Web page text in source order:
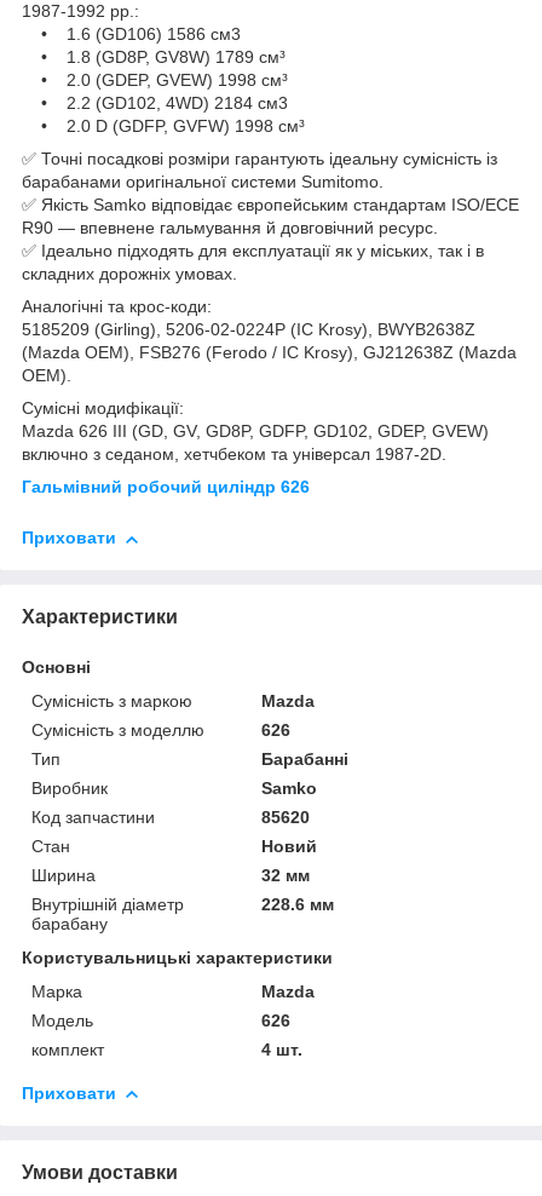
1987-1992 рр.:
• 1.6 (GD106) 1586 см3
• 1.8 (GD8P, GV8W) 1789 см³
• 2.0 (GDEP, GVEW) 1998 см³
• 2.2 (GD102, 4WD) 2184 см3
• 2.0 D (GDFP, GVFW) 1998 см³
✅ Точні посадкові розміри гарантують ідеальну сумісність із
барабанами оригінальної системи Sumitomo.
✅ Якість Samko відповідає європейським стандартам ISO/ECE
R90 — впевнене гальмування й довговічний ресурс.
✅ Ідеально підходять для експлуатації як у міських, так і в
складних дорожніх умовах.
Аналогічні та крос-коди:
5185209 (Girling), 5206-02-0224P (IC Krosy), BWYB2638Z
(Mazda OEM), FSB276 (Ferodo / IC Krosy), GJ212638Z (Mazda
OEM).
Сумісні модифікації:
Mazda 626 III (GD, GV, GD8P, GDFP, GD102, GDEP, GVEW)
включно з седаном, хетчбеком та універсал 1987-2D.
Гальмівний робочий циліндр 626
Приховати
Характеристики
Основні
Сумісність з маркою
Mazda
Сумісність з моделлю
626
Тип
Барабанні
Виробник
Samko
Код запчастини
85620
Стан
Новий
Ширина
32 мм
Внутрішній діаметр
барабану
228.6 мм
Користувальницькі характеристики
Марка
Mazda
Модель
626
комплект
4 шт.
Приховати
Умови доставки